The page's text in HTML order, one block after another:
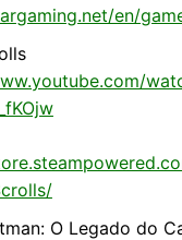
en/
O Legado do